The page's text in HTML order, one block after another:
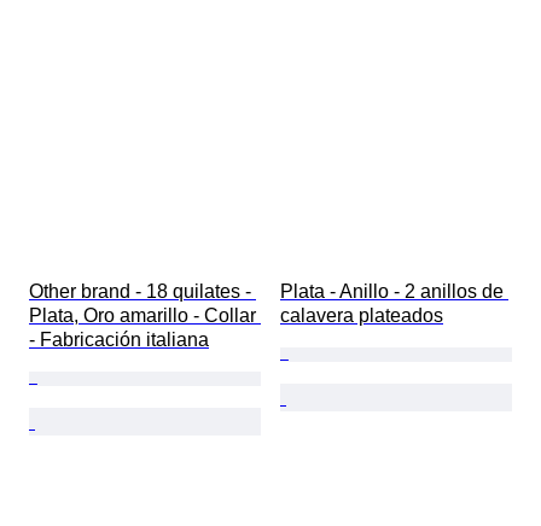
Other brand - 18 quilates -
Plata, Oro amarillo - Collar
- Fabricación italiana
Plata - Anillo - 2 anillos de
calavera plateados